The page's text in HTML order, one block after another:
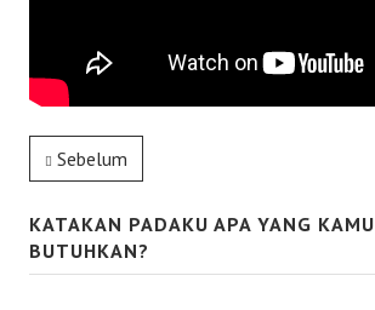
Sebelum
KATAKAN PADAKU APA YANG KAMU
BUTUHKAN?